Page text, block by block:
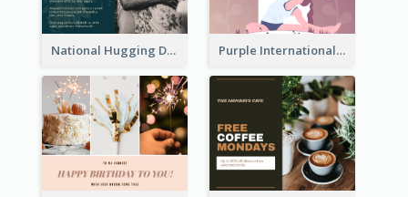
National Hugging Day Facebook Post Purple International Yoga Day Facebook Post Design